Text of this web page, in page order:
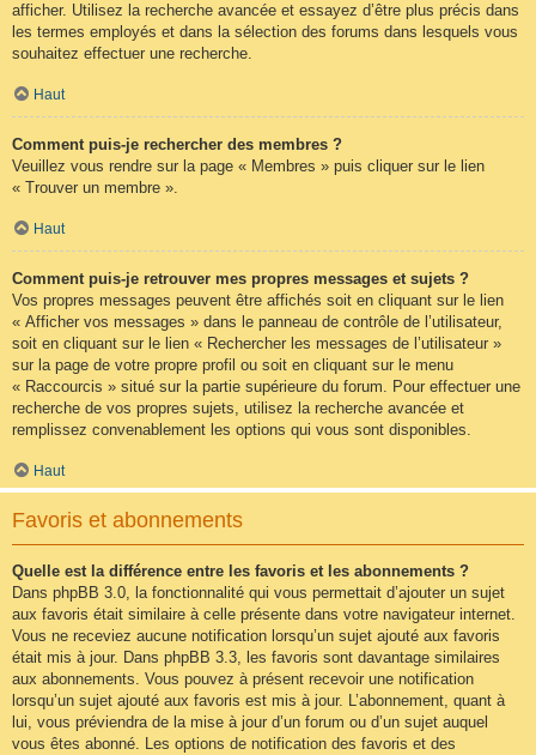
afficher. Utilisez la recherche avancée et essayez d’être plus précis dans
les termes employés et dans la sélection des forums dans lesquels vous
souhaitez effectuer une recherche.
Haut
Comment puis-je rechercher des membres ?
Veuillez vous rendre sur la page « Membres » puis cliquer sur le lien
« Trouver un membre ».
Haut
Comment puis-je retrouver mes propres messages et sujets ?
Vos propres messages peuvent être affichés soit en cliquant sur le lien
« Afficher vos messages » dans le panneau de contrôle de l’utilisateur,
soit en cliquant sur le lien « Rechercher les messages de l’utilisateur »
sur la page de votre propre profil ou soit en cliquant sur le menu
« Raccourcis » situé sur la partie supérieure du forum. Pour effectuer une
recherche de vos propres sujets, utilisez la recherche avancée et
remplissez convenablement les options qui vous sont disponibles.
Haut
Favoris et abonnements
Quelle est la différence entre les favoris et les abonnements ?
Dans phpBB 3.0, la fonctionnalité qui vous permettait d’ajouter un sujet
aux favoris était similaire à celle présente dans votre navigateur internet.
Vous ne receviez aucune notification lorsqu’un sujet ajouté aux favoris
était mis à jour. Dans phpBB 3.3, les favoris sont davantage similaires
aux abonnements. Vous pouvez à présent recevoir une notification
lorsqu’un sujet ajouté aux favoris est mis à jour. L’abonnement, quant à
lui, vous préviendra de la mise à jour d’un forum ou d’un sujet auquel
vous êtes abonné. Les options de notification des favoris et des